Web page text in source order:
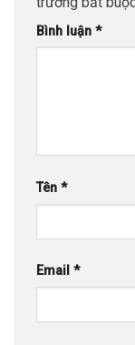
Bình luận *
Tên *
Email *